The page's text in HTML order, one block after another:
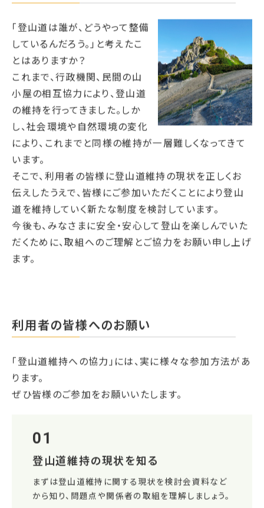
「登山道は誰が、どうやって整備
しているんだろう。」と考えたこ
とはありますか？
これまで、行政機関、民間の山
小屋の相互協力により、登山道
の維持を行ってきました。しか
し、社会環境や自然環境の変化
により、これまでと同様の維持が一層難しくなってきて
います。
そこで、利用者の皆様に登山道維持の現状を正しくお
伝えしたうえで、皆様にご参加いただくことにより登山
道を維持していく新たな制度を検討しています。
今後も、みなさまに安全・安心して登山を楽しんでいた
だくために、取組へのご理解とご協力をお願い申し上げ
ます。
利用者の皆様へのお願い
「登山道維持への協力」には、実に様々な参加方法があ
ります。
ぜひ皆様のご参加をお願いいたします。
01
登山道維持の現状を知る
まずは登山道維持に関する現状を検討会資料など
から知り、問題点や関係者の取組を理解しましょう。